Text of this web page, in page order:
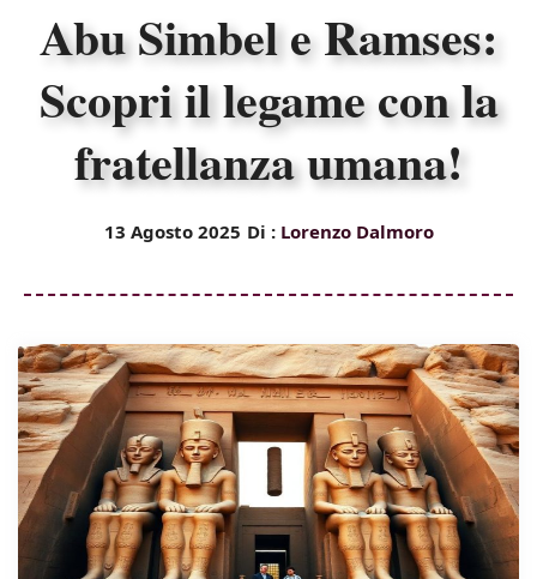
Abu Simbel e Ramses:
Scopri il legame con la
fratellanza umana!
13 Agosto 2025 Di : Lorenzo Dalmoro